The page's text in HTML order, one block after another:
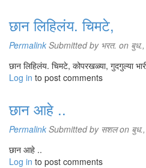
छान लिहिलंय. चिमटे,
Permalink Submitted by भरत. on
छान लिहिलंय. चिमटे, कोपरखळ्या, गुदगुल्या
Log in to post comments
छान आहे ..
Permalink Submitted by सशलon
छान आहे ..
Log in to post comments